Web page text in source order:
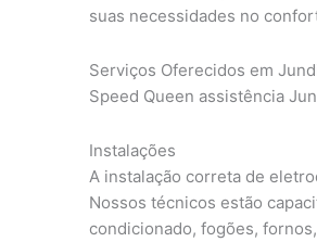
suas necessidades no
Serviços Oferecidos em
Speed Queen assistência
Instalações
A instalação correta de
Nossos técnicos estão
condicionado, fogões,